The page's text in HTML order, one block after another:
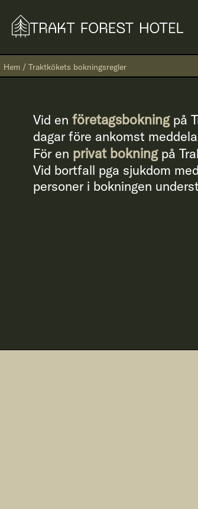
Hem / Traktkökets bokningsregler
Vid en företagsbokning på
dagar före ankomst
För en privat bokningpå
Vid bortfall pga sjukdom
personer i bokningen